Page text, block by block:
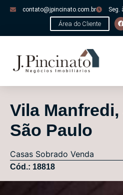
contato@jpincinato.com.br Seg.
Área do Cliente
Vila
São Paulo
Casas Sobrado Venda
Cód.: 18818